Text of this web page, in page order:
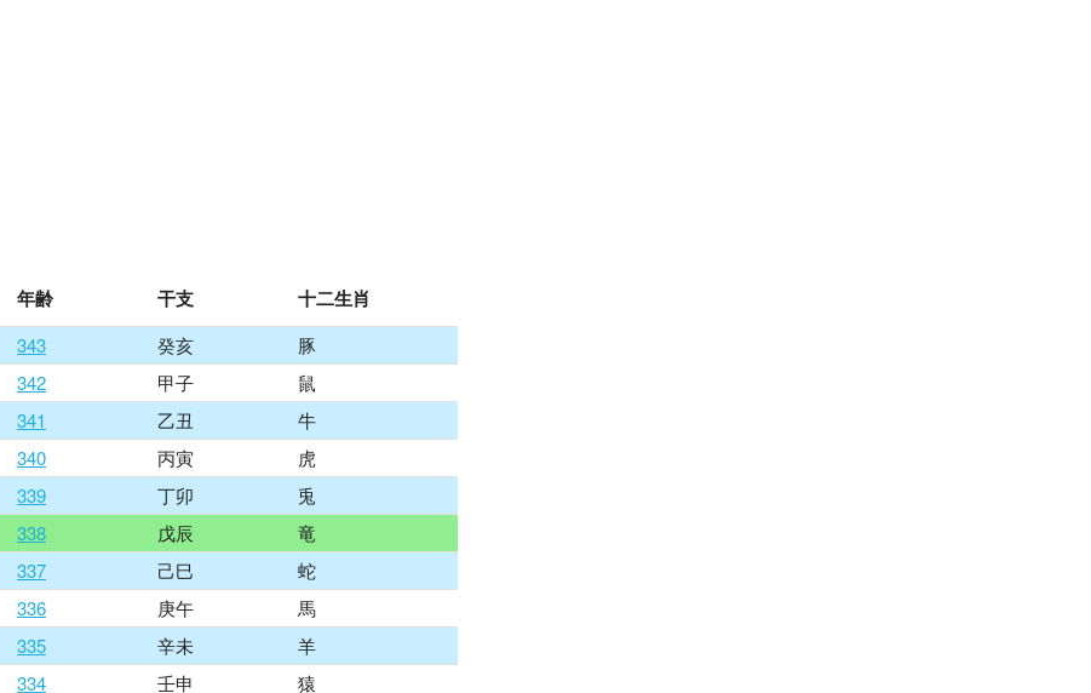
年齢 干支 十二生肖
343 癸亥
豚
342 甲子
鼠
341 乙丑
牛
340 丙寅
虎
339 丁卯
兎
338 戊辰
竜
337 己巳
蛇
336 庚午
馬
335 辛未
羊
334 壬申 猿